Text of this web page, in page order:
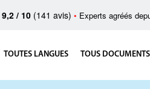
/ 10 (141 avis) • Experts agréés
TOUTES LANGUES TOUS DOCUMENTS